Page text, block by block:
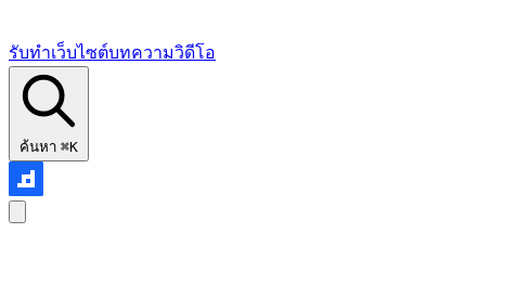
รับทำเว็บไซต์บทความวิดีโอ
ค้นหา ⌘K